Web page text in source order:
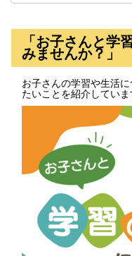
「お子さんと学
みませんか？」
お子さんの学習や生活
たいことを紹介してい